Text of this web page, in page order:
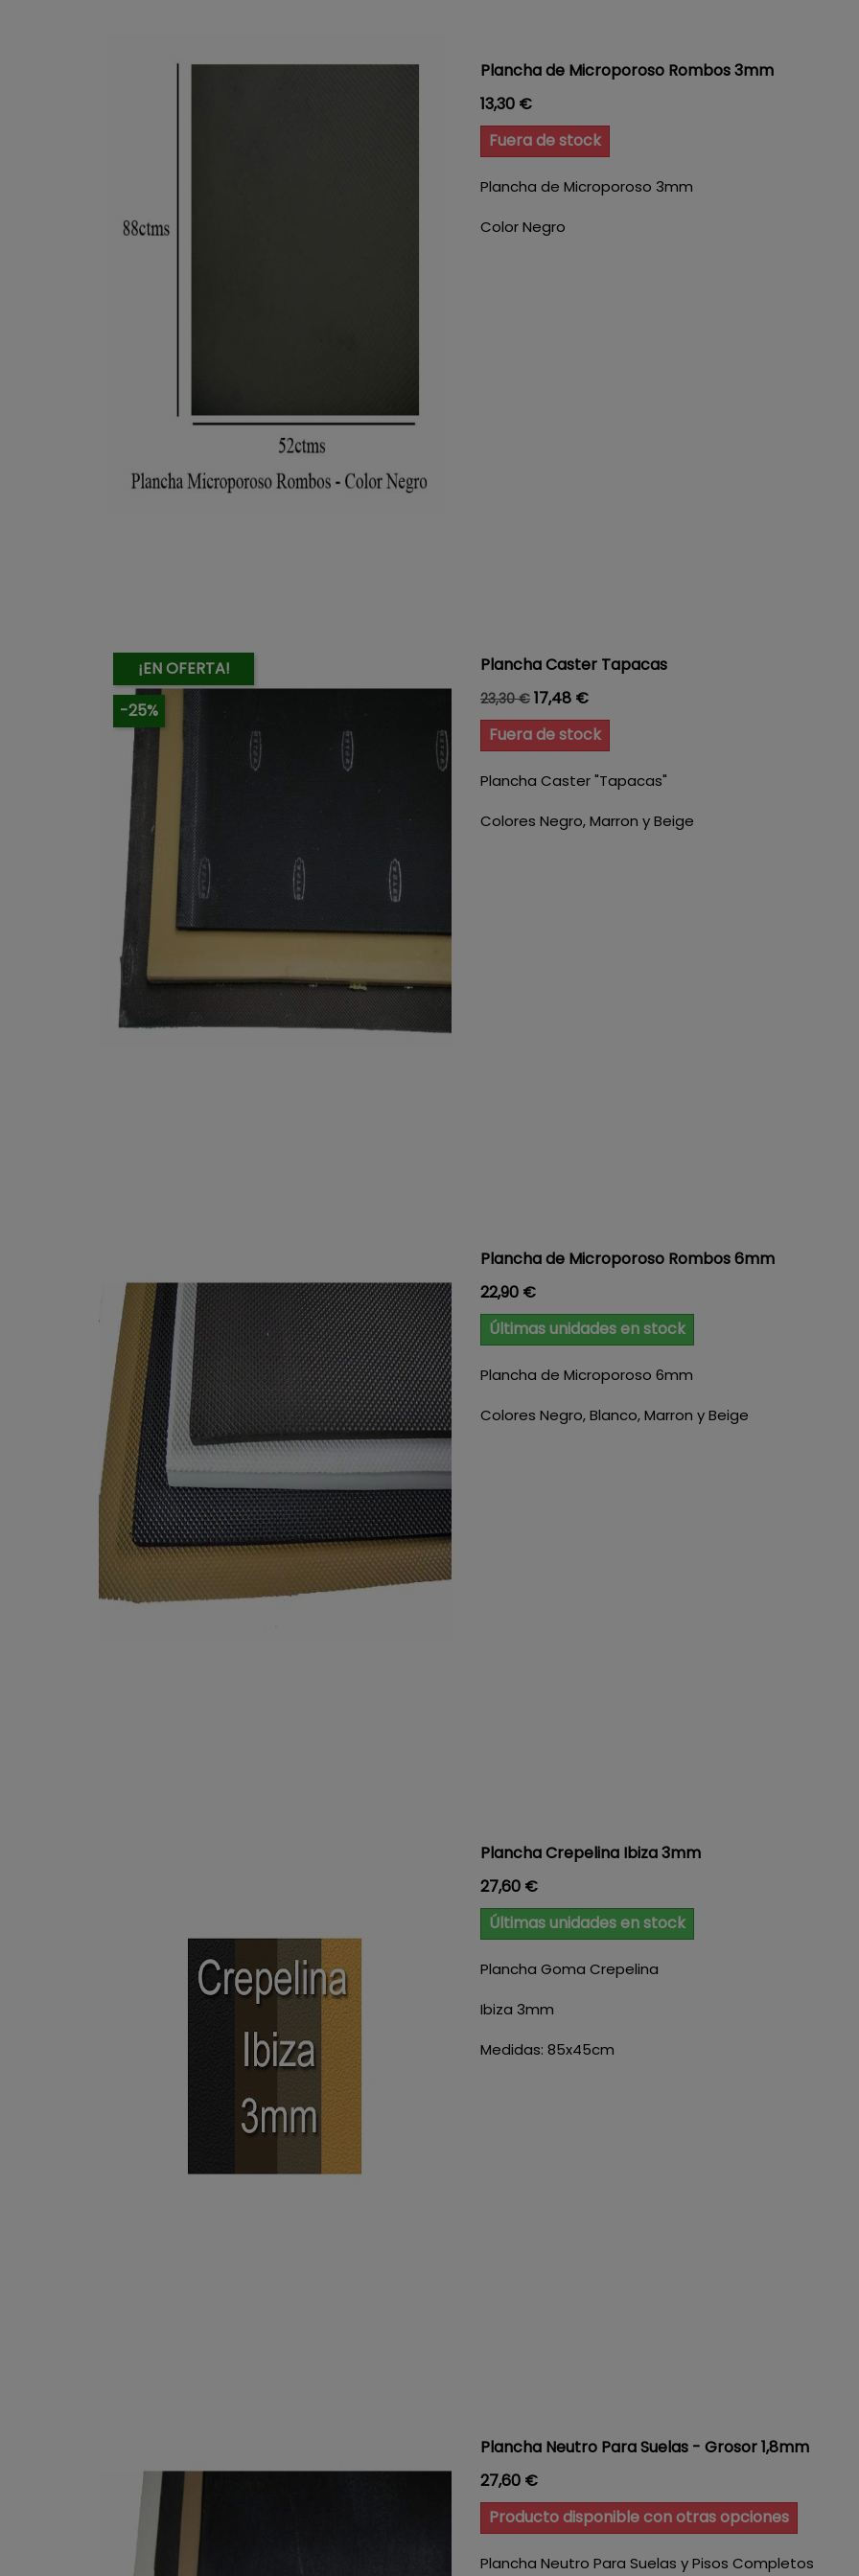
Plancha de Microporoso Rombos 3mm
Precio
13,30 €
Fuera de stock
Plancha de Microporoso 3mm
Color Negro
¡EN OFERTA!
-25%
Plancha Caster Tapacas
Precio base
23,30 € Precio
17,48 €
Fuera de stock
Plancha Caster "Tapacas"
Colores Negro, Marron y Beige
Plancha de Microporoso Rombos 6mm
Precio
22,90 €
Últimas unidades en stock
Plancha de Microporoso 6mm
Colores Negro, Blanco, Marron y Beige
Plancha Crepelina Ibiza 3mm
Precio
27,60 €
Últimas unidades en stock
Plancha Goma Crepelina
Ibiza 3mm
Medidas: 85x45cm
Plancha Neutro Para Suelas - Grosor 1,8mm
Precio
27,60 €
Producto disponible con otras opciones
Plancha Neutro Para Suelas y Pisos Completos